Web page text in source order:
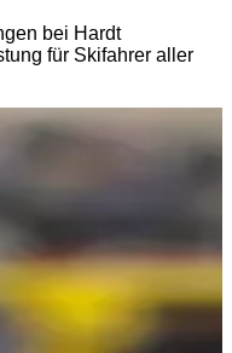
bei Hardt
für Skifahrer aller